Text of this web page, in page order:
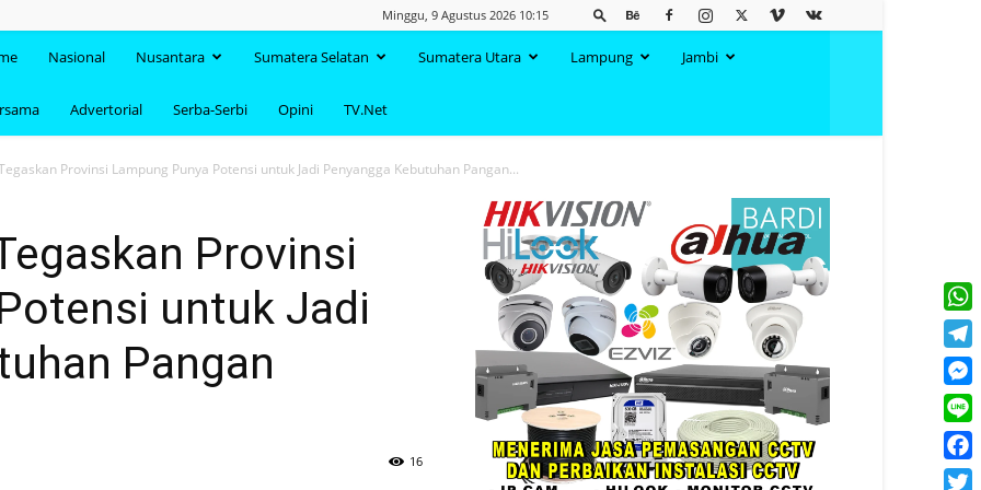
Minggu, 9 Agustus 2026 10:15
Nasional Nusantara Sumatera Selatan Sumatera Utara Lampung Jambi
Advertorial Serba-Serbi Opini TV.Net
Provinsi Lampung Punya Potensi untuk Jadi Penyangga Kebutuhan Pangan...
Provinsi
untuk Jadi
Pangan
16
Line